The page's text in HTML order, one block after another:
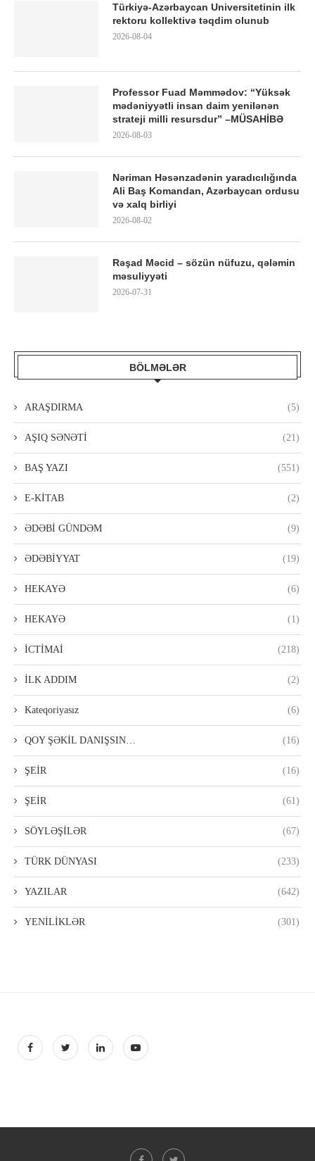
Türkiyə-Azərbaycan Universitetinin ilk
rektoru kollektivə təqdim olunub
2026-08-04
Professor Fuad Məmmədov: “Yüksək
mədəniyyətli insan daim yenilənən
strateji milli resursdur” –MÜSAHİBƏ
2026-08-03
Nəriman Həsənzadənin yaradıcılığında
Ali Baş Komandan, Azərbaycan ordusu
və xalq birliyi
2026-08-02
Rəşad Məcid – sözün nüfuzu, qələmin
məsuliyyəti
2026-07-31
BÖLMƏLƏR
ARAŞDIRMA (5)
AŞIQ SƏNƏTİ (21)
BAŞ YAZI (551)
E-KİTAB (2)
ƏDƏBİ GÜNDƏM (9)
ƏDƏBİYYAT (19)
HEKAYƏ (6)
HEKAYƏ (1)
İCTİMAİ (218)
İLK ADDIM (2)
Kateqoriyasız (6)
QOY ŞƏKİL DANIŞSIN… (16)
ŞEİR (16)
ŞEİR (61)
SÖYLƏŞİLƏR (67)
TÜRK DÜNYASI (233)
YAZILAR (642)
YENİLİKLƏR (301)